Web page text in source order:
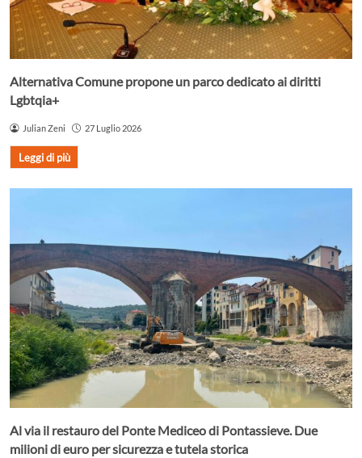
Alternativa Comune propone un parco dedicato ai diritti
Lgbtqia+
Julian Zeni 27 Luglio 2026
Leggi di più
Al via il restauro del Ponte Mediceo di Pontassieve. Due
milioni di euro per sicurezza e tutela storica